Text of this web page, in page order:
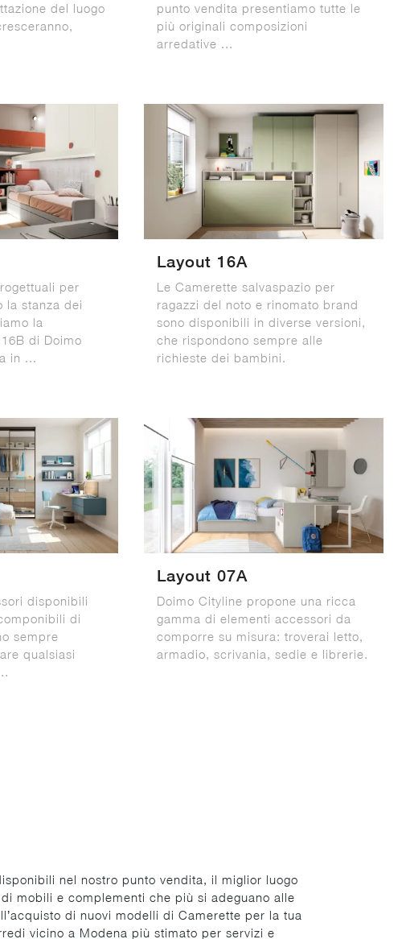
del luogo
punto vendita presentiamo tutte le
più originali composizioni
arredative ...
per
la stanza dei
la
di Doimo
in ...
Layout 16A
Le Camerette salvaspazio per
ragazzi del noto e rinomato brand
sono disponibili in diverse versioni,
che rispondono sempre alle
richieste dei bambini.
disponibili
di
sempre
qualsiasi
Layout 07A
Doimo Cityline propone una ricca
gamma di elementi accessori da
comporre su misura: troverai letto,
armadio, scrivania, sedie e librerie.
nel nostro punto vendita, il miglior luogo
mobili e complementi che più si adeguano alle
di nuovi modelli di Camerette per la tua
vicino a Modena più stimato per servizi e